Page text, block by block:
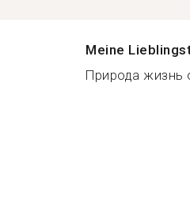
Meine
Природа жизнь